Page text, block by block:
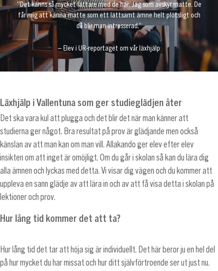
”Det känns så mycket lättare med de här. Jag som avskyr matte. De
får mig att känna matte som ett lättsamt ämne helt plötsligt och
då blir man intresserad.”
– Elev i UR-reportaget om vår läxhjälp
Läxhjälp i Vallentuna som ger studieglädjen åter
Det ska vara kul att plugga och det blir det när man känner att
studierna ger något. Bra resultat på prov är glädjande men också
känslan av att man kan om man vill. Allakando ger elev efter elev
insikten om att inget är omöjligt. Om du går i skolan så kan du lära dig
alla ämnen och lyckas med detta. Vi visar dig vägen och du kommer att
uppleva en sann glädje av att lära in och av att få visa detta i skolan på
lektioner och prov.
Hur lång tid kommer det att ta?
Hur lång tid det tar att höja sig är individuellt. Det här beror ju en hel del
på hur mycket du har missat och hur ditt självförtroende ser ut just nu.